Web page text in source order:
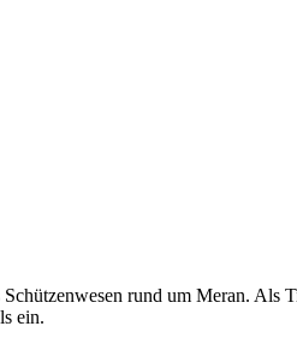
rund um Meran.
ein.